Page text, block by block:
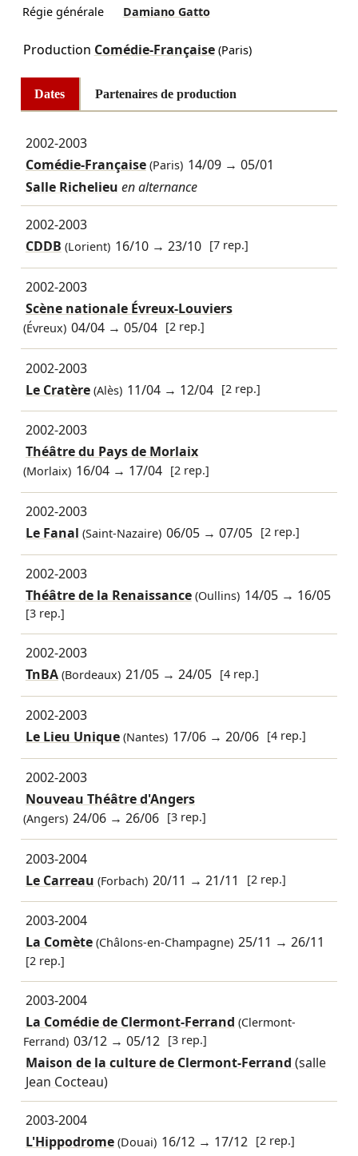
Régie générale Damiano Gatto
Production Comédie-Française(Paris)
Dates Partenaires de production
2002-2003
Comédie-Française(Paris) 14/09 →05/01
Salle Richelieu en alternance
2002-2003
CDDB (Lorient) 16/10 →23/10 [7 rep.]
2002-2003
Scène nationale Évreux-Louviers
(Évreux) 04/04 →05/04 [2 rep.]
2002-2003
Le Cratère(Alès) 11/04 → 12/04 [2 rep.]
2002-2003
Théâtre du Pays de Morlaix
(Morlaix) 16/04 → 17/04 [2 rep.]
2002-2003
Le Fanal (Saint-Nazaire) 06/05 →07/05 [2 rep.]
2002-2003
Théâtre de la Renaissance(Oullins) 14/05 → 16/05
[3 rep.]
2002-2003
TnBA(Bordeaux) 21/05 →24/05 [4 rep.]
2002-2003
Le Lieu Unique(Nantes) 17/06 →20/06 [4 rep.]
2002-2003
Nouveau Théâtre d'Angers
(Angers) 24/06 →26/06 [3 rep.]
2003-2004
Le Carreau (Forbach) 20/11 →21/11 [2 rep.]
2003-2004
La Comète(Châlons-en-Champagne) 25/11 →26/11
[2 rep.]
2003-2004
La Comédie de Clermont-Ferrand (Clermont-
Ferrand) 03/12 →05/12 [3 rep.]
Maison de la culture de Clermont-Ferrand (salle
Jean Cocteau)
2003-2004
L'Hippodrome(Douai) 16/12 → 17/12 [2 rep.]